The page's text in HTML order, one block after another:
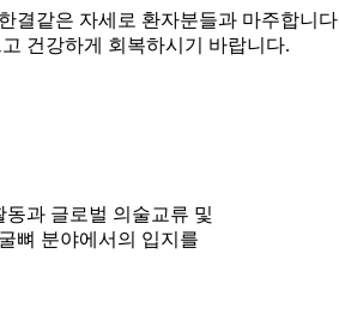
결같은 자세로 환자분들과 마주합니
건강하게 회복하시기 바랍니다.
과 글로벌 의술교류 및
뼈 분야에서의 입지를